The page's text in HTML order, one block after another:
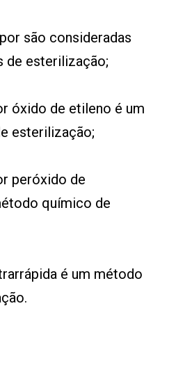
são consideradas
de esterilização;
óxido de etileno é um
esterilização;
peróxido de
químico de
é um método